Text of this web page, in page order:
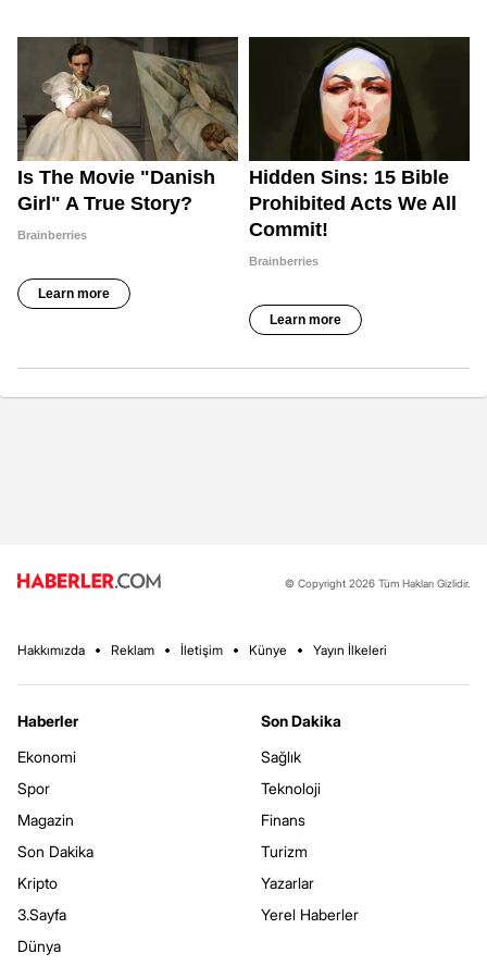
© Copyright 2026 Tüm Hakları Gizlidir.
Hakkımızda Reklam İletişim Künye Yayın İlkeleri
Haberler
Ekonomi
Spor
Magazin
Son Dakika
Kripto
3.Sayfa
Dünya
Son Dakika
Sağlık
Teknoloji
Finans
Turizm
Yazarlar
Yerel Haberler